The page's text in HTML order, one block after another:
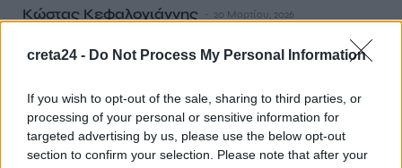
creta24 - Do Not Process My Personal Information
If you wish to opt-out of the sale, sharing to third parties, or
processing of your personal or sensitive information for
targeted advertising by us, please use the below opt-out
section to confirm your selection. Please note that after your
Κώστας Κεφαλογιάννης 20 Μαρτίου, 2026